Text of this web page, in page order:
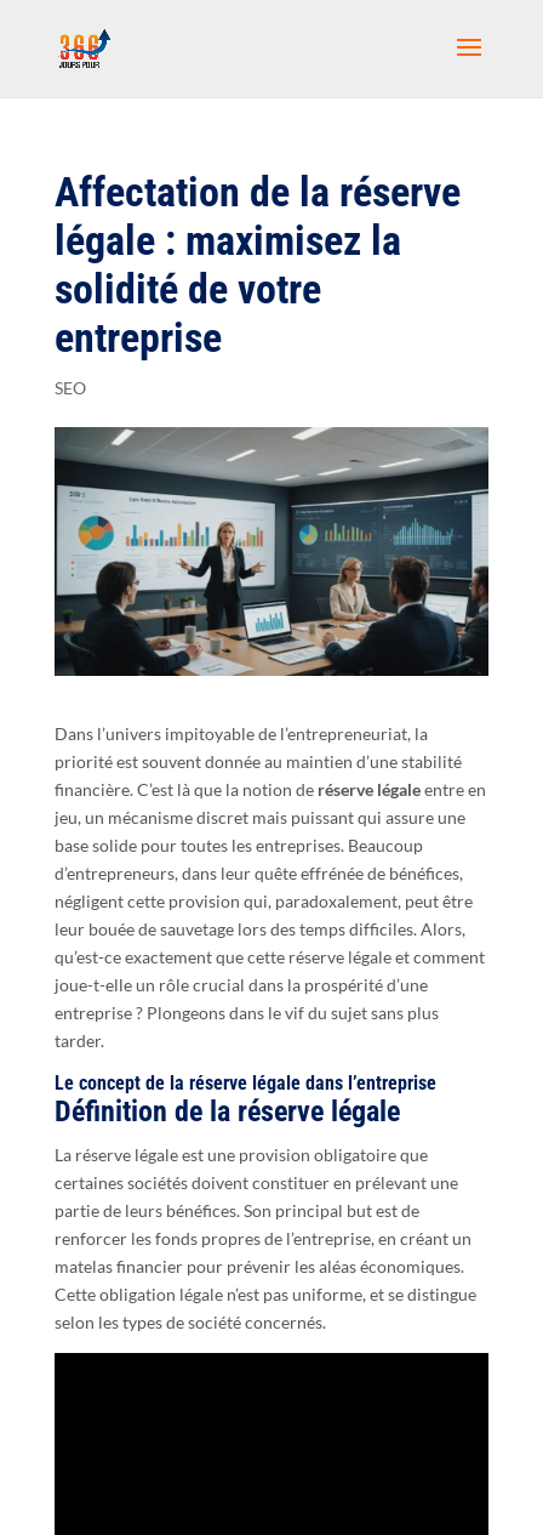
Affectation de la réserve
légale : maximisez la
solidité de votre
entreprise
SEO
Dans l’univers impitoyable de l’entrepreneuriat, la
priorité est souvent donnée au maintien d’une stabilité
financière. C’est là que la notion de réserve légaleentre en
jeu, un mécanisme discret mais puissant qui assure une
base solide pour toutes les entreprises. Beaucoup
d’entrepreneurs, dans leur quête effrénée de bénéfices,
négligent cette provision qui, paradoxalement, peut être
leur bouée de sauvetage lors des temps difficiles. Alors,
qu’est-ce exactement que cette réserve légale et comment
joue-t-elle un rôle crucial dans la prospérité d’une
entreprise ? Plongeons dans le vif du sujet sans plus
tarder.
Le concept de la réserve légale dans l’entreprise
Définition de la réserve légale
La réserve légale est une provision obligatoire que
certaines sociétés doivent constituer en prélevant une
partie de leurs bénéfices. Son principal but est de
renforcer les fonds propres de l’entreprise, en créant un
matelas financier pour prévenir les aléas économiques.
Cette obligation légale n’est pas uniforme, et se distingue
selon les types de société concernés.